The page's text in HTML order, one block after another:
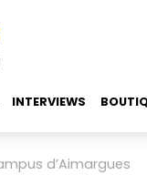
INTERVIEWS
d’Aimargues